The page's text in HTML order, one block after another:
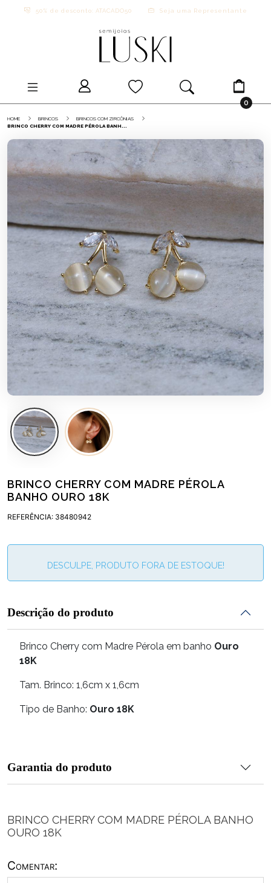
50% de desconto: ATACADO50 Seja uma Representante
0
HOME BRINCOS
BRINCOS COM ZIRCÔNIAS
BRINCO CHERRY COM MADRE PÉROLA BANH...
BRINCO CHERRY COM MADRE PÉROLA
BANHO OURO 18K
REFERÊNCIA: 38480942
DESCULPE, PRODUTO FORA DE ESTOQUE!
Descrição do produto
Brinco Cherry com Madre Pérola em banho Ouro
18K
Tam. Brinco: 1,6cm x 1,6cm
Tipo de Banho: Ouro 18K
Garantia do produto
BRINCO CHERRY COM MADRE PÉROLA BANHO
OURO 18K
Comentar: